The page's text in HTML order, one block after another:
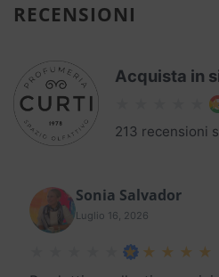
RECENSIONI
Acquista in
213 recensioni
Sonia Salvador
Luglio 16, 2026